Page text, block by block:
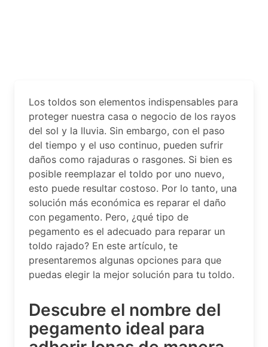
Los toldos son elementos indispensables para
proteger nuestra casa o negocio de los rayos
del sol y la lluvia. Sin embargo, con el paso
del tiempo y el uso continuo, pueden sufrir
daños como rajaduras o rasgones. Si bien es
posible reemplazar el toldo por uno nuevo,
esto puede resultar costoso. Por lo tanto, una
solución más económica es reparar el daño
con pegamento. Pero, ¿qué tipo de
pegamento es el adecuado para reparar un
toldo rajado? En este artículo, te
presentaremos algunas opciones para que
puedas elegir la mejor solución para tu toldo.
Descubre el nombre del
pegamento ideal para